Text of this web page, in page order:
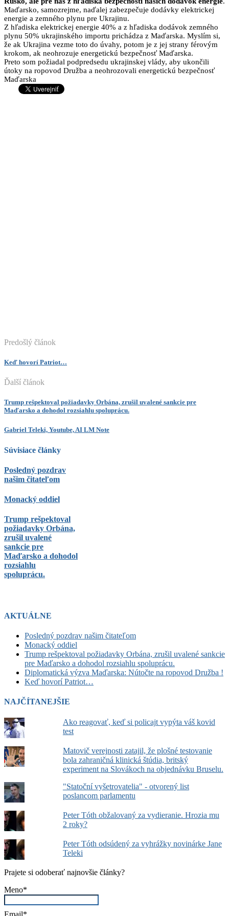
Maďarsko, samozrejme, naďalej zabezpečuje dodávky elektrickej
energie a zemného plynu pre Ukrajinu.
Z hľadiska elektrickej energie 40% a z hľadiska dodávok zemného
plynu 50% ukrajinského importu prichádza z Maďarska. Myslím si,
že ak Ukrajina vezme toto do úvahy, potom je z jej strany férovým
krokom, ak neohrozuje energetickú bezpečnosť Maďarska.
Preto som požiadal podpredsedu ukrajinskej vlády, aby ukončili
útoky na ropovod Družba a neohrozovali energetickú bezpečnosť
Maďarska
Predošlý článok
Keď hovorí Patriot…
Ďalší článok
Trump rešpektoval požiadavky Orbána, zrušil uvalené sankcie pre
Maďarsko a dohodol rozsiahlu spoluprácu.
Gabriel Teleki, Youtube, AI LM Note
Súvisiace články
Posledný pozdrav
našim čitateľom
Monacký oddiel
Trump rešpektoval
požiadavky Orbána,
zrušil uvalené
sankcie pre
Maďarsko a dohodol
rozsiahlu
spoluprácu.
AKTUÁLNE
Posledný pozdrav našim čitateľom
Monacký oddiel
Trump rešpektoval požiadavky Orbána, zrušil uvalené sankcie
pre Maďarsko a dohodol rozsiahlu spoluprácu.
Diplomatická výzva Maďarska: Nútočte na ropovod Družba !
Keď hovorí Patriot…
NAJČÍTANEJŠIE
Ako reagovať, keď si policajt vypýta váš kovid
test
Matovič verejnosti zatajil, že plošné testovanie
bola zahraničná klinická štúdia, britský
experiment na Slovákoch na objednávku Bruselu.
"Statoční vyšetrovatelia" - otvorený list
poslancom parlamentu
Peter Tóth obžalovaný za vydieranie. Hrozia mu
2 roky?
Peter Tóth odsúdený za vyhrážky novinárke Jane
Teleki
Prajete si odoberať najnovšie články?
Meno*